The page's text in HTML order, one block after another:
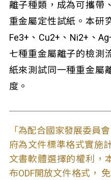
離子種類，成為可攜帶
重金屬定性試紙。本研
Fe3+ 、Cu2+ 、Ni2+ 、Ag
七種重金屬離子的檢測
紙來測試同一種重金屬
度。
「為配合國家發展委員
府為文件標準格式實施
文書軟體選擇的權利，
布ODF開放文件格式，